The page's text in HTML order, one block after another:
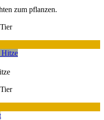
zum pflanzen.